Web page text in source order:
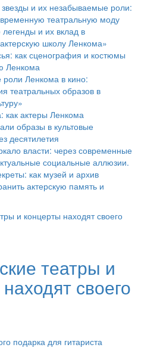
и их незабываемые роли:
театральную моду
и их вклад в
школу Ленкома»
как сценография и костюмы
Ленкома
Ленкома в кино:
театральных образов в
как актеры Ленкома
образы в культовые
десятилетия
власти: через современные
социальные аллюзии.
как музей и архив
актерскую память и
театры и
своего